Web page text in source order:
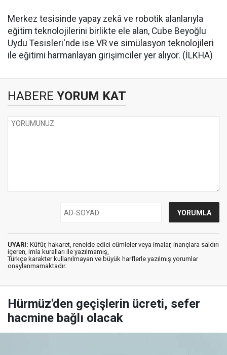
Merkez tesisinde yapay zekâ ve robotik alanlarıyla
eğitim teknolojilerini birlikte ele alan, Cube Beyoğlu
Uydu Tesisleri'nde ise VR ve simülasyon teknolojileri
ile eğitimi harmanlayan girişimciler yer alıyor. (İLKHA)
HABERE YORUM KAT
UYARI: Küfür, hakaret, rencide edici cümleler veya imalar, inançlara saldırı
içeren, imla kuralları ile yazılmamış,
Türkçe karakter kullanılmayan ve büyük harflerle yazılmış yorumlar
onaylanmamaktadır.
Hürmüz'den geçişlerin ücreti, sefer
hacmine bağlı olacak